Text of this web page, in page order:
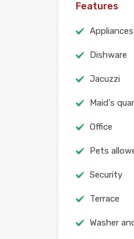
Features
Appliances
Dishware
Jacuzzi
Maid's
Office
Pets
Security
Terrace
Washer